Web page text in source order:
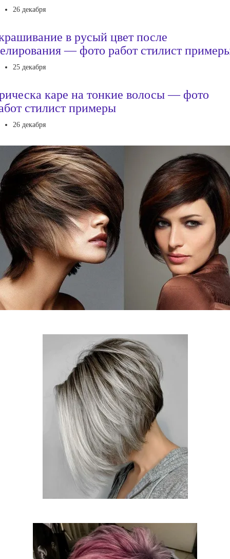
26 декабря
в русый цвет после
— фото работ стилист
25 декабря
каре на тонкие волосы — фото
стилист примеры
26 декабря